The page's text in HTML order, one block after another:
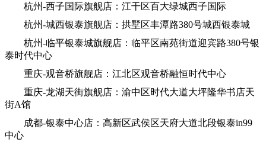
杭州-西子国际旗舰店：江干区百大绿城西子国际
杭州-城西银泰旗舰店：拱墅区丰潭路380号城西银泰城
杭州-临平银泰城旗舰店：临平区南苑街道迎宾路380号银
泰时代中心
重庆-观音桥旗舰店：江北区观音桥融恒时代中心
重庆-龙湖天街旗舰店：渝中区时代大道大坪隆华书店天
街A馆
成都-银泰中心店：高新区武侯区天府大道北段银泰in99
中心